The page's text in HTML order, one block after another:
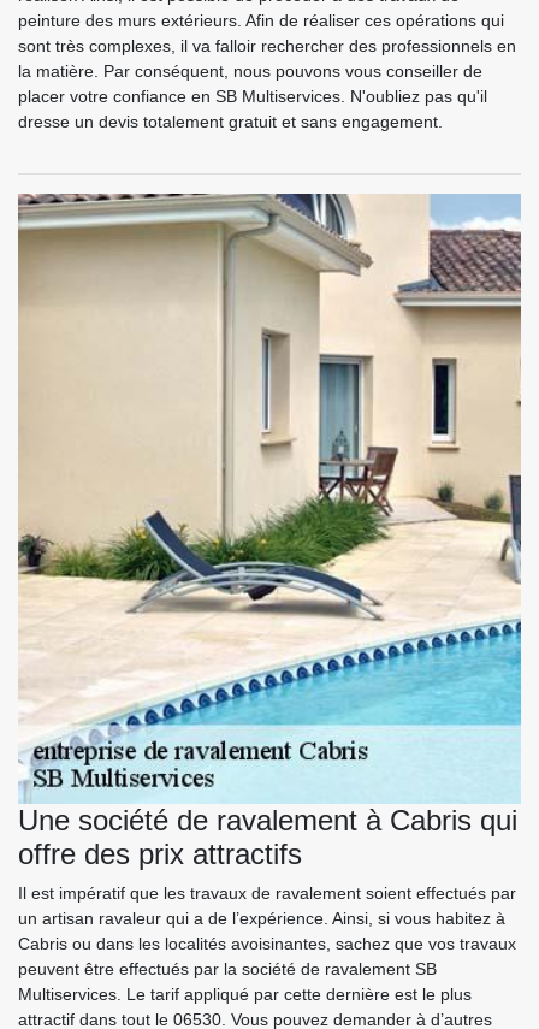
peinture des murs extérieurs. Afin de réaliser ces opérations qui
sont très complexes, il va falloir rechercher des professionnels en
la matière. Par conséquent, nous pouvons vous conseiller de
placer votre confiance en SB Multiservices. N'oubliez pas qu'il
dresse un devis totalement gratuit et sans engagement.
Une société de ravalement à Cabris qui
offre des prix attractifs
Il est impératif que les travaux de ravalement soient effectués par
un artisan ravaleur qui a de l’expérience. Ainsi, si vous habitez à
Cabris ou dans les localités avoisinantes, sachez que vos travaux
peuvent être effectués par la société de ravalement SB
Multiservices. Le tarif appliqué par cette dernière est le plus
attractif dans tout le 06530. Vous pouvez demander à d’autres